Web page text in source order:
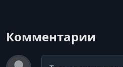
Комментарии
Комментарий